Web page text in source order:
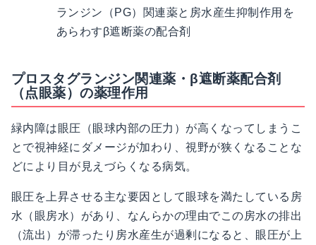
ランジン（PG）関連薬と房水産生抑制作用を
あらわすβ遮断薬の配合剤
プロスタグランジン関連薬・β遮断薬配合剤
（点眼薬）の薬理作用
緑内障は眼圧（眼球内部の圧力）が高くなってしまうこ
とで視神経にダメージが加わり、視野が狭くなることな
どにより目が見えづらくなる病気。
眼圧を上昇させる主な要因として眼球を満たしている房
水（眼房水）があり、なんらかの理由でこの房水の排出
（流出）が滞ったり房水産生が過剰になると、眼圧が上